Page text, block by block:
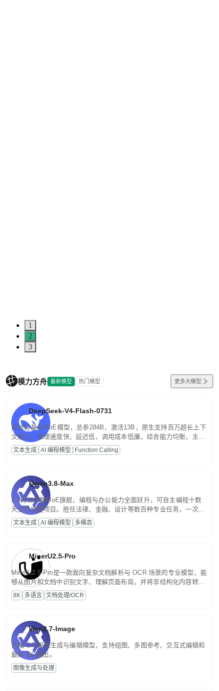
1
2
3
模力方舟 最新模型 热门模型 更多大模型
DeepSeek-V4-Flash-0731
高效轻量化MoE模型，总参284B，激活13B，原生支持百万超长上下
文能力。推理速度快、延迟低、调用成本低廉，综合能力均衡，主打
高并发、轻量化任务，适合日常对话、内容创作、基础 RAG、批量
文案处理等普惠刚需场景。
文本生成 AI 编程模型 Function Calling
Qwen3.8-Max
2.4万亿参数MoE旗舰，编程与办公能力全面跃升，可自主编程十数
天交付完整项目。胜任法律、金融、设计等数百种专业任务，一次对
话端到端交付生产级成果。原生视觉理解贯穿规划、执行与验证全流
程，支持超长文档与长视频的深度语义解析。长程任务中自主规划与
文本生成 AI 编程模型 多模态
MinerU2.5-Pro
MinerU2.5-Pro是一款面向复杂文档解析与 OCR 场景的专业模型，能
够从图片和文档中识别文字、理解页面布局，并将非结构化内容转换
为便于存储、检索和二次处理的结构化结果。
8K 多语言 文档处理/OCR
Wan2.7-Image
万相 2.7 图像生成与编辑模型，支持组图、多图参考、交互式编辑和
最高 2K 输出。
图像生成与处理